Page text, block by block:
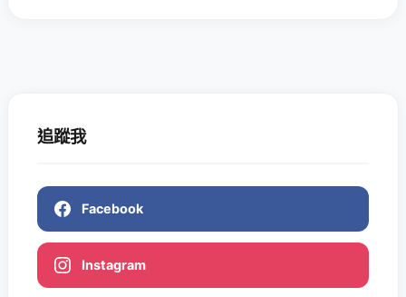
追蹤我
Facebook
Instagram